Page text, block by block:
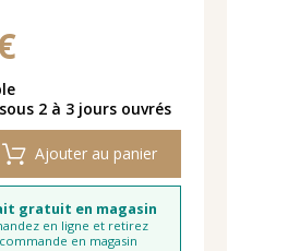
livraison
2 à 3 jours ouvrés
Ajouter au panier
gratuit en magasin
en ligne et retirez
en magasin